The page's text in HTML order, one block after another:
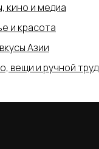
и медиа
и красота
Азии
вещи и ручной труд